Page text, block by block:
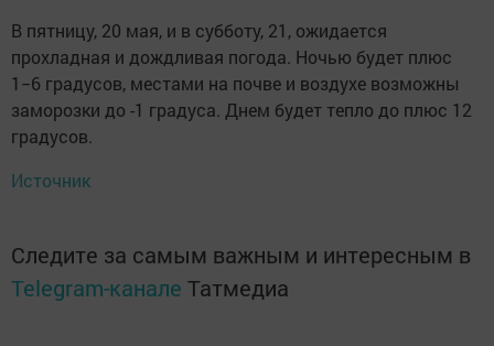
В пятницу, 20 мая, и в субботу, 21, ожидается
прохладная и дождливая погода. Ночью будет плюс
1−6 градусов, местами на почве и воздухе возможны
заморозки до -1 градуса. Днем будет тепло до плюс 12
градусов.
Источник
Следите за самым важным и интересным в
Telegram-канале Татмедиа